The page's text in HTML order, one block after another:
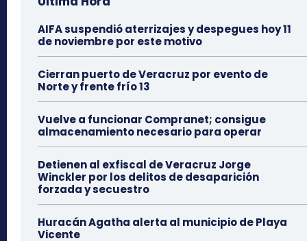
AIFA suspendió aterrizajes y despegues hoy 11
de noviembre por este motivo
Cierran puerto de Veracruz por evento de
Norte y frente frío 13
Vuelve a funcionar Compranet; consigue
almacenamiento necesario para operar
Detienen al exfiscal de Veracruz Jorge
Winckler por los delitos de desaparición
forzada y secuestro
Huracán Agatha alerta al municipio de Playa
Vicente